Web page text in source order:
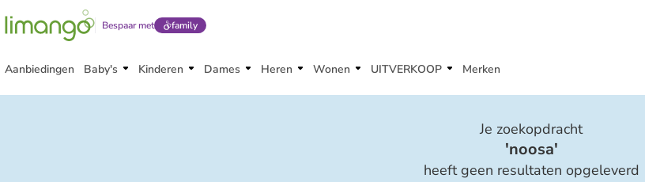
Bespaar met family
Aanbiedingen Baby's Kinderen Dames Heren Wonen UITVERKOOP Merken
Je zoekopdracht
'noosa'
heeft geen resultaten opgeleverd